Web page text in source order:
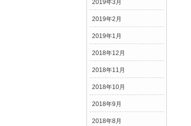
2019年3月
2019年2月
2019年1月
2018年12月
2018年11月
2018年10月
2018年9月
2018年8月